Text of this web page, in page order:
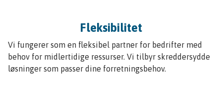
Fleksibilitet
Vi fungerer som en fleksibel partner for bedrifter med
behov for midlertidige ressurser. Vi tilbyr skreddersydde
løsninger som passer dine forretningsbehov.